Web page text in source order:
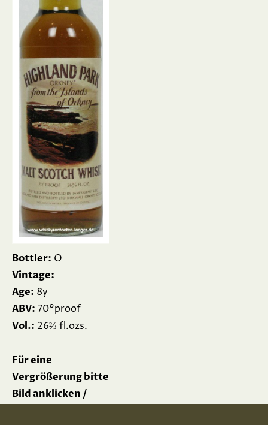
Bottler: O
Vintage:
Age: 8y
ABV: 70°proof
Vol.: 26⅔ fl.ozs.
Für eine
Vergrößerung bitte
Bild anklicken /